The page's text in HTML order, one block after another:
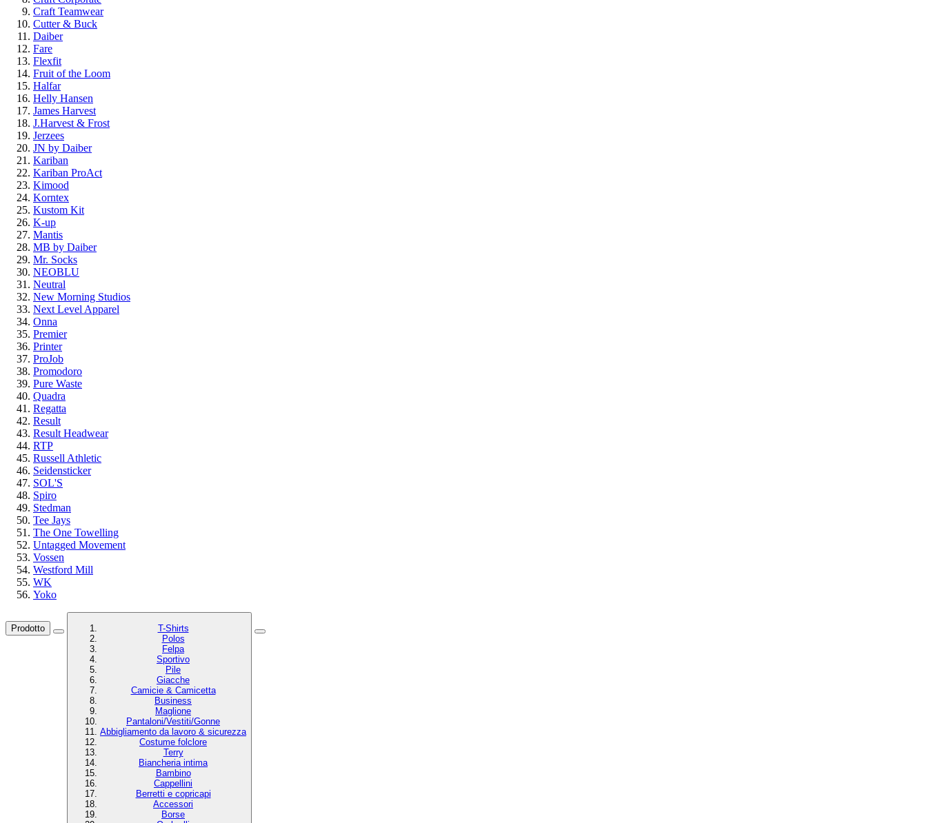
Craft Teamwear
Cutter & Buck
Daiber
Fare
Flexfit
Fruit of the Loom
Halfar
Helly Hansen
James Harvest
J.Harvest & Frost
Jerzees
JN by Daiber
Kariban
Kariban ProAct
Kimood
Korntex
Kustom Kit
K-up
Mantis
MB by Daiber
Mr. Socks
NEOBLU
Neutral
New Morning Studios
Next Level Apparel
Onna
Premier
Printer
ProJob
Promodoro
Pure Waste
Quadra
Regatta
Result
Result Headwear
RTP
Russell Athletic
Seidensticker
SOL'S
Spiro
Stedman
Tee Jays
The One Towelling
Untagged Movement
Vossen
Westford Mill
WK
Yoko
Prodotto
T-Shirts
Polos
Felpa
Sportivo
Pile
Giacche
Camicie & Camicetta
Business
Maglione
Pantaloni/Vestiti/Gonne
Abbigliamento da lavoro & sicurezza
Costume folclore
Terry
Biancheria intima
Bambino
Cappellini
Berretti e copricapi
Accessori
Borse